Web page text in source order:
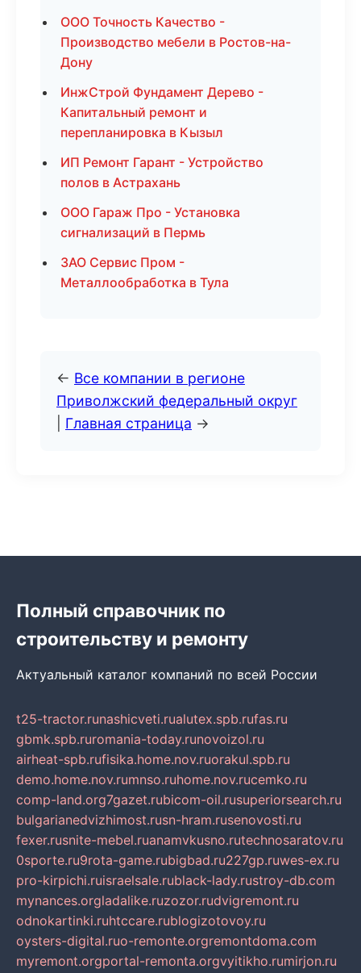
ООО Точность Качество -
Производство мебели в Ростов-на-
Дону
ИнжСтрой Фундамент Дерево -
Капитальный ремонт и
перепланировка в Кызыл
ИП Ремонт Гарант - Устройство
полов в Астрахань
ООО Гараж Про - Установка
сигнализаций в Пермь
ЗАО Сервис Пром -
Металлообработка в Тула
← Все компании в регионе
Приволжский федеральный округ
Главная страница →
Полный справочник по
строительству и ремонту
Актуальный каталог компаний по всей России
t25-tractor.runashicveti.rualutex.spb.rufas.ru
gbmk.spb.ruromania-today.runovoizol.ru
airheat-spb.rufisika.home.nov.ruorakul.spb.ru
demo.home.nov.rumnso.ruhome.nov.rucemko.ru
comp-land.org7gazet.rubicom-oil.rusuperiorsearch.ru
bulgarianedvizhimost.rusn-hram.rusenovosti.ru
fexer.rusnite-mebel.ruanamvkusno.rutechnosaratov.ru
0sporte.ru9rota-game.rubigbad.ru227gp.ruwes-ex.ru
pro-kirpichi.ruisraelsale.rublack-lady.rustroy-db.com
mynances.orgladalike.ruzozor.rudvigremont.ru
odnokartinki.ruhtccare.rublogizotovoy.ru
oysters-digital.ruo-remonte.orgremontdoma.com
myremont.orgportal-remonta.orgvyitikho.rumirjon.ru